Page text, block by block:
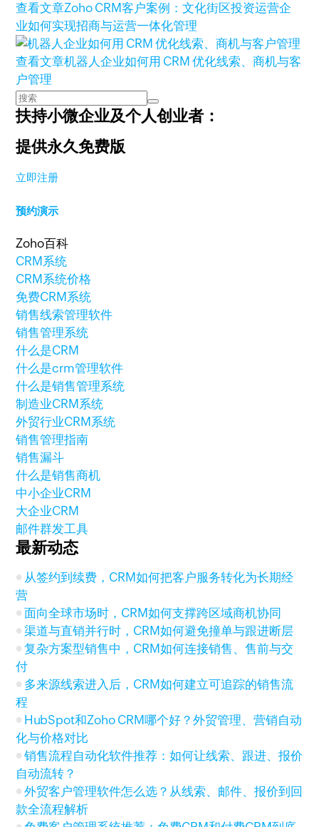
查看文章Zoho CRM客户案例：文化街区投资运营企
业如何实现招商与运营一体化管理
查看文章机器人企业如何用 CRM 优化线索、商机与客
户管理
扶持小微企业及个人创业者：
提供永久免费版
立即注册
预约演示
Zoho百科
CRM系统
CRM系统价格
免费CRM系统
销售线索管理软件
销售管理系统
什么是CRM
什么是crm管理软件
什么是销售管理系统
制造业CRM系统
外贸行业CRM系统
销售管理指南
销售漏斗
什么是销售商机
中小企业CRM
大企业CRM
邮件群发工具
最新动态
从签约到续费，CRM如何把客户服务转化为长期经
营
面向全球市场时，CRM如何支撑跨区域商机协同
渠道与直销并行时，CRM如何避免撞单与跟进断层
复杂方案型销售中，CRM如何连接销售、售前与交
付
多来源线索进入后，CRM如何建立可追踪的销售流
程
HubSpot和Zoho CRM哪个好？外贸管理、营销自动
化与价格对比
销售流程自动化软件推荐：如何让线索、跟进、报价
自动流转？
外贸客户管理软件怎么选？从线索、邮件、报价到回
款全流程解析